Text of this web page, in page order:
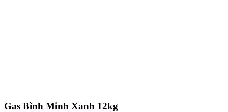
Gas Bình Minh Xanh 12kg